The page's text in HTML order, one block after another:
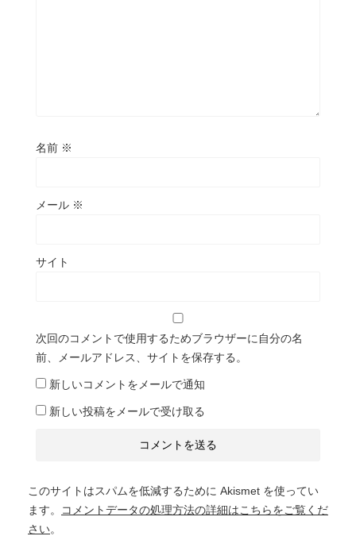
名前 ※
メール ※
サイト
次回のコメントで使用するためブラウザーに自分の名
前、メールアドレス、サイトを保存する。
新しいコメントをメールで通知
新しい投稿をメールで受け取る
このサイトはスパムを低減するために Akismet を使ってい
ます。
コメントデータの処理方法の詳細はこちらをご覧くだ
さい。